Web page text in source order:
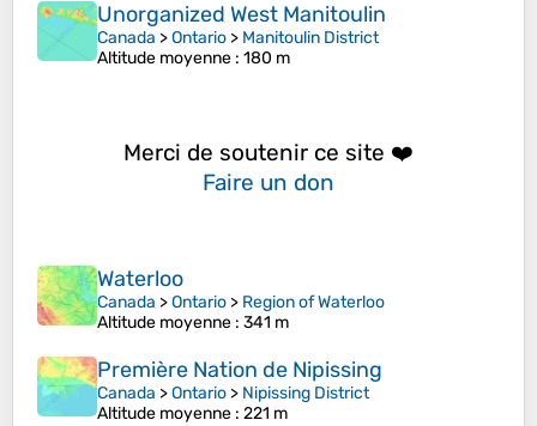
Unorganized West Manitoulin
Canada >Ontario > Manitoulin District
Altitude moyenne : 180 m
Merci de soutenir ce site ❤️
Faire un don
Waterloo
Canada >Ontario > Region of Waterloo
Altitude moyenne : 341 m
Première Nation de Nipissing
Canada >Ontario > Nipissing District
Altitude moyenne : 221 m